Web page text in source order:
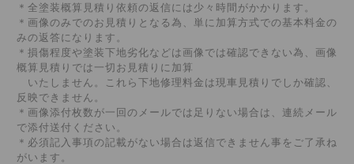
＊全塗装概算見積り依頼の返信には少々時間がかかります。
＊画像のみでのお見積りとなる為、単に加算方式での基本料金の
みの返答になります。
＊損傷程度や塗装下地劣化などは画像では確認できない為、画像
概算見積りでは一切お見積りに加算
いたしません。これら下地修理料金は現車見積りでしか確認、
反映できません。
＊画像添付枚数が一回のメールでは足りない場合は、連続メール
で添付送付ください。
＊必須記入事項の記載がない場合は返信できません事をご了承ね
がいます。